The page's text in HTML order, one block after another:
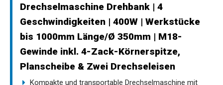
Drechselmaschine Drehbank | 4
Geschwindigkeiten | 400W | Werkstücke
bis 1000mm Länge/Ø 350mm | M18-
Gewinde inkl. 4-Zack-Körnerspitze,
Planscheibe & Zwei Drechseleisen
Kompakte und transportable Drechselmaschine mit